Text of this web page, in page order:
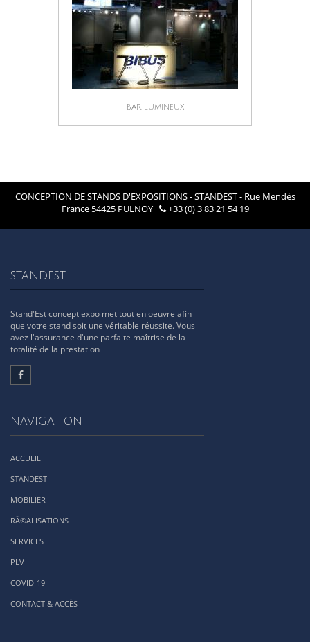
BAR LUMINEUX
CONCEPTION DE STANDS D'EXPOSITIONS - STANDEST - Rue Mendès
France 54425 PULNOY
+33 (0) 3 83 21 54 19
STANDEST
Stand'Est concept expo met tout en oeuvre afin
que votre stand soit une véritable réussite. Vous
avez l'assurance d'une parfaite maîtrise de la
totalité de la prestation
NAVIGATION
ACCUEIL
STANDEST
MOBILIER
RÃ©ALISATIONS
SERVICES
PLV
COVID-19
CONTACT & ACCÈS